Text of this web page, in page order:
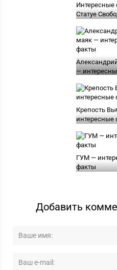
Интересные
Статуе
—
Крепость
интересные
ГУМ —
факты
Добавить